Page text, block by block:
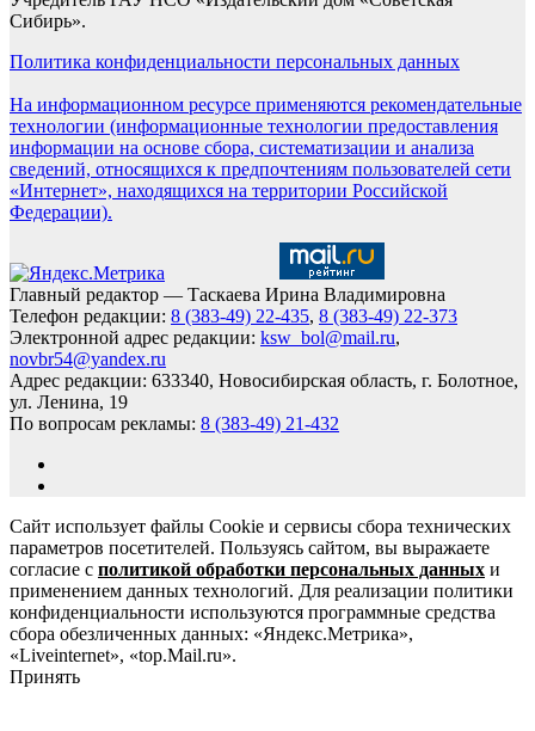
Сибирь».
Политика конфиденциальности персональных данных
На информационном ресурсе применяются рекомендательные
технологии (информационные технологии предоставления
информации на основе сбора, систематизации и анализа
сведений, относящихся к предпочтениям пользователей сети
«Интернет», находящихся на территории Российской
Федерации).
Главный редактор — Таскаева Ирина Владимировна
Телефон редакции: 8 (383-49) 22-435, 8 (383-49) 22-373
Электронной адрес редакции: ksw_bol@mail.ru,
novbr54@yandex.ru
Адрес редакции: 633340, Новосибирская область, г. Болотное,
ул. Ленина, 19
По вопросам рекламы: 8 (383-49) 21-432
Сайт использует файлы Cookie и сервисы сбора технических
параметров посетителей. Пользуясь сайтом, вы выражаете
согласие с политикой обработки персональных данных и
применением данных технологий. Для реализации политики
конфиденциальности используются программные средства
сбора обезличенных данных: «Яндекс.Метрика»,
«Liveinternet», «top.Mail.ru».
Принять